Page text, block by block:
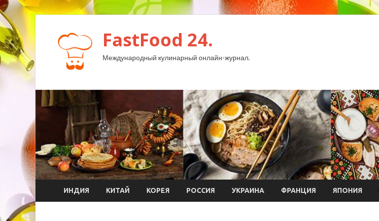
FastFood 24.
Международный кулинарный онлайн-журнал.
ИНДИЯ КИТАЙ КОРЕЯ РОССИЯ УКРАИНА ФРАНЦИЯ ЯПОНИЯ